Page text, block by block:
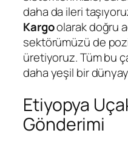
daha da ileri
Kargoolarak doğru
sektörümüzü de
üretiyoruz. Tüm bu
daha yeşil bir
Etiyopya
Gönderimi